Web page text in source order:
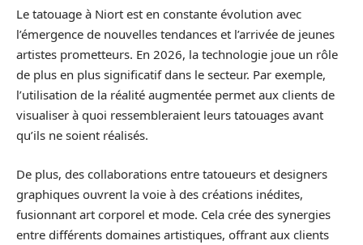
Le tatouage à Niort est en constante évolution avec
l’émergence de nouvelles tendances et l’arrivée de jeunes
artistes prometteurs. En 2026, la technologie joue un rôle
de plus en plus significatif dans le secteur. Par exemple,
l’utilisation de la réalité augmentée permet aux clients de
visualiser à quoi ressembleraient leurs tatouages avant
qu’ils ne soient réalisés.
De plus, des collaborations entre tatoueurs et designers
graphiques ouvrent la voie à des créations inédites,
fusionnant art corporel et mode. Cela crée des synergies
entre différents domaines artistiques, offrant aux clients